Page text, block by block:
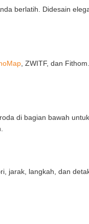
berlatih. Didesain
, ZWITF, dan Fithom.
di bagian bawah
jarak, langkah, dan